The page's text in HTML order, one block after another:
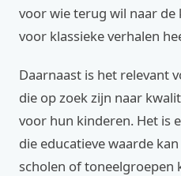
voor wie terug wil naar
voor klassieke verhalen
Daarnaast is het relevant
die op zoek zijn naar
voor hun kinderen. Het is
die educatieve waarde
scholen of toneelgroepen